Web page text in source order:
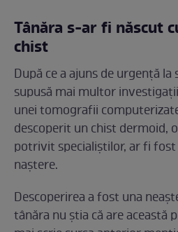
Tânăra s-ar fi născut
chist
După ce a ajuns de urgență
supusă mai multor
unei tomografii
descoperit un chist dermoid,
potrivit specialiștilor, ar fi fost
naștere.
Descoperirea a fost una
tânăra nu știa că are această